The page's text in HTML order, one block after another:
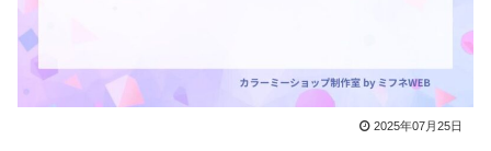
2025年07月25日